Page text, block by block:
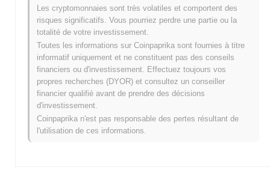
Quel est l'historique de la fourchette de prix de
World coin Dapps ?
Plus Haut Historique (ATH) :$0.000318
Plus Bas Historique (ATL) :$0.00000000
World coin Dapps se négocie actuellement~100.00%en dessous
de son ATH .
Comment World coin Dapps performe-t-il par
rapport au marché crypto plus large ?
Au cours des 7 derniers jours, World coin Dapps a a gagné
Les cryptomonnaies sont très volatiles et comportent des
risques significatifs. Vous pourriez perdre une partie ou la
totalité de votre investissement.
Toutes les informations sur Coinpaprika sont fournies à titre
informatif uniquement et ne constituent pas des conseils
financiers ou d'investissement. Effectuez toujours vos
propres recherches (DYOR) et consultez un conseiller
financier qualifié avant de prendre des décisions
d'investissement.
Coinpaprika n'est pas responsable des pertes résultant de
l'utilisation de ces informations.